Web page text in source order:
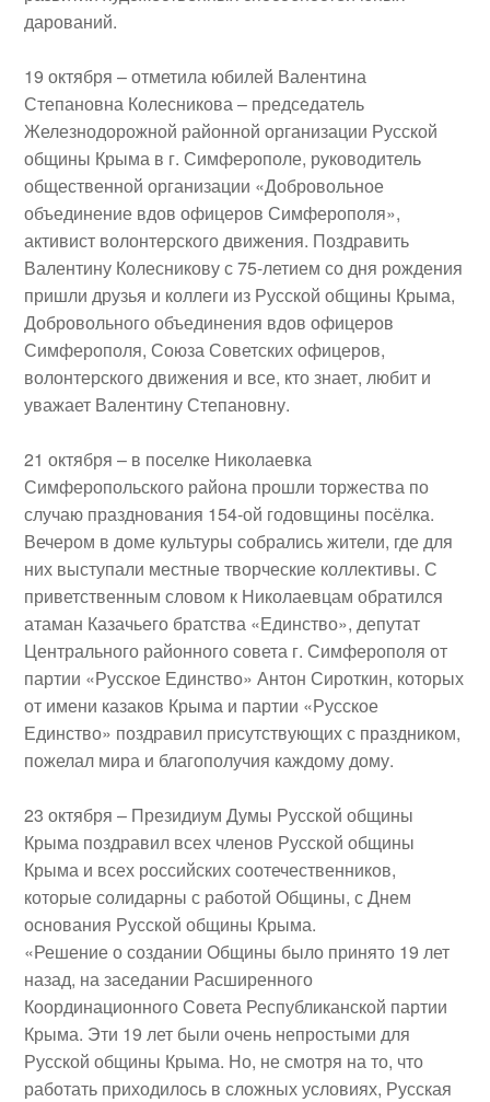
дарований.
19 октября – отметила юбилей Валентина
Степановна Колесникова– председатель
Железнодорожной районной организации Русской
общины Крыма в г. Симферополе, руководитель
общественной организации «Добровольное
объединение вдов офицеров Симферополя»,
активист волонтерского движения. Поздравить
Валентину Колесникову с 75-летием со дня рождения
пришли друзья и коллеги из Русской общины Крыма,
Добровольного объединения вдов офицеров
Симферополя, Союза Советских офицеров,
волонтерского движения и все, кто знает, любит и
уважает Валентину Степановну.
21 октября – в поселке Николаевка
Симферопольского района прошли торжества по
случаю празднования 154-ой годовщины посёлка.
Вечером в доме культуры собрались жители, где для
них выступали местные творческие коллективы. С
приветственным словом к Николаевцам обратился
атаман Казачьего братства «Единство», депутат
Центрального районного совета г. Симферополя от
партии «Русское Единство»Антон Сироткин, которых
от имени казаков Крыма и партии «Русское
Единство» поздравил присутствующих с праздником,
пожелал мира и благополучия каждому дому.
23 октября – Президиум Думы Русской общины
Крыма поздравил всех членов Русской общины
Крыма и всех российских соотечественников,
которые солидарны с работой Общины, сДнем
основания Русской общины Крыма.
«Решение о создании Общины было принято 19 лет
назад, на заседании Расширенного
Координационного Совета Республиканской партии
Крыма. Эти 19 лет были очень непростыми для
Русской общины Крыма. Но, не смотря на то, что
работать приходилось в сложных условиях, Русская